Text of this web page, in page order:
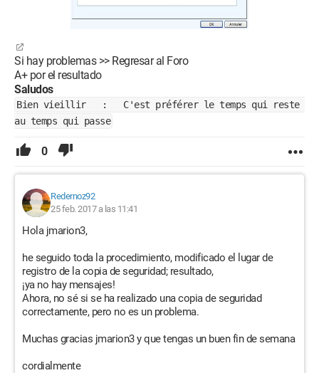
Si hay problemas >> Regresar al Foro
A+ por el resultado
Saludos
Bien vieillir : C'est préférer le temps qui reste
au temps qui passe
0
Redernoz92
25 feb. 2017 a las 11:41
Hola jmarion3,
he seguido toda la procedimiento, modificado el lugar de
registro de la copia de seguridad; resultado,
¡ya no hay mensajes!
Ahora, no sé si se ha realizado una copia de seguridad
correctamente, pero no es un problema.
Muchas gracias jmarion3 y que tengas un buen fin de semana
cordialmente